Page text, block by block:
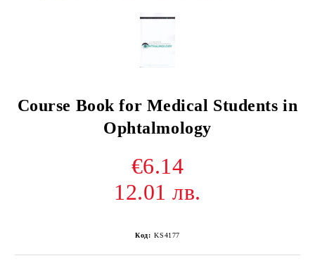
Course Book for Medical Students in
Ophtalmology
€6.14
12.01 лв.
Код: KS4177